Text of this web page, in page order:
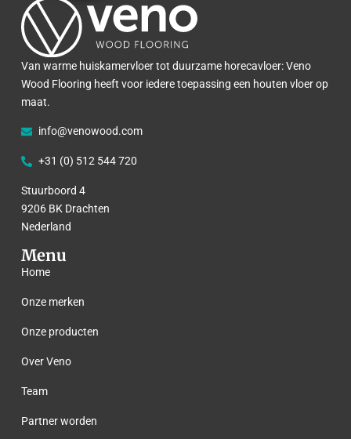
Van warme huiskamervloer tot duurzame horecavloer: Veno
Wood Flooring heeft voor iedere toepassing een houten vloer op
maat.
info@venowood.com
+31 (0) 512 544 720
Stuurboord 4
9206 BK Drachten
Nederland
Menu
Home
Onze merken
Onze producten
Over Veno
Team
Partner worden